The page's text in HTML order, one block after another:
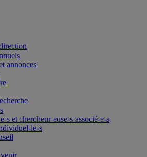
annonces
s et chercheur-euse-s associé-e-s
le-s